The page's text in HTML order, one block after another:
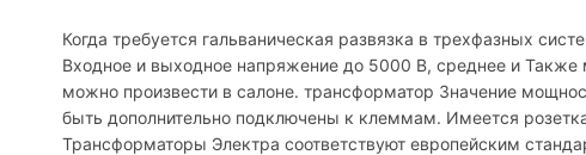
Когда требуется гальваническая развязка в трехфазных
Входное и выходное напряжение до 5000 В, среднее и Также
можно произвести в салоне. трансформатор Значение
быть дополнительно подключены к клеммам. Имеется
Трансформаторы Электра соответствуют европейским